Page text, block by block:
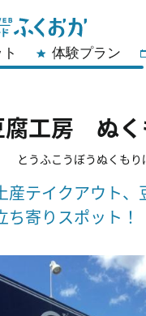
体験プラン
腐工房 ぬく
とうふこうぼうぬくもり
産テイクアウト、
ち寄りスポット！